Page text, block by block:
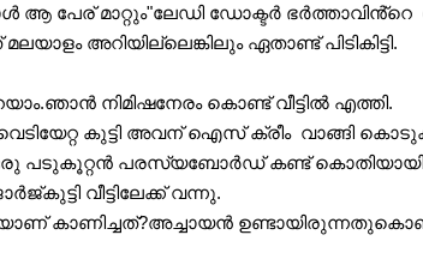
പേര് മാറ്റും"ലേഡി ഡോക്ടർ ഭർത്താവിൻ്റെ
അറിയില്ലെങ്കിലും ഏതാണ്ട് പിടികിട്ടി.
നിമിഷനേരം കൊണ്ട് വീട്ടിൽ എത്തി.
കുട്ടി അവന് ഐസ് ക്രീം  വാങ്ങി
പടുകൂറ്റൻ പരസ്യബോർഡ് കണ്ട്
കുറച്ചു സമയം കഴിഞ്ഞു ജോർജ്‌കുട്ടി വീട്ടിലേക്ക് വന്നു.
കാണിച്ചത്?അച്ചായൻ